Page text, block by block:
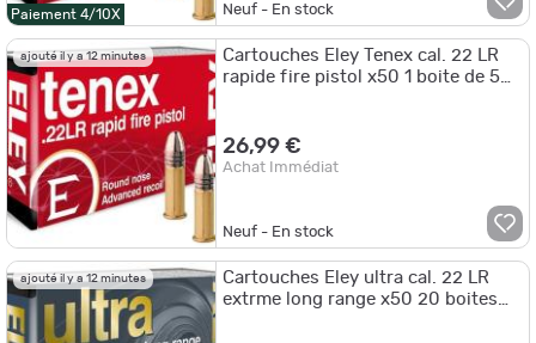
Paiement 4/10X Neuf - En stock
ajouté il y a 12 minutes
Cartouches Eley Tenex cal. 22 LR
rapide fire pistol x50 1 boite de 50
26,99 €
Achat Immédiat
Neuf - En stock
ajouté il y a 12 minutes
Cartouches Eley ultra cal. 22 LR
extrme long range x50 20 boites